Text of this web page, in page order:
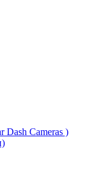
Dash Cameras )